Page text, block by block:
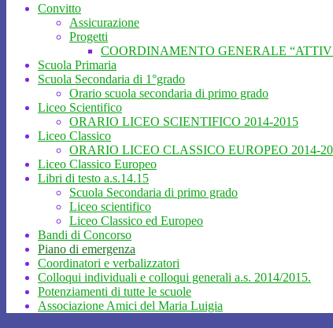
Convitto
Assicurazione
Progetti
COORDINAMENTO GENERALE
Scuola Primaria
Scuola Secondaria di 1°grado
Orario scuola secondaria di primo grado
Liceo Scientifico
ORARIO LICEO SCIENTIFICO 2014-2015
Liceo Classico
ORARIO LICEO CLASSICO EUROPEO 2014-
Liceo Classico Europeo
Libri di testo a.s.14.15
Scuola Secondaria di primo grado
Liceo scientifico
Liceo Classico ed Europeo
Bandi di Concorso
Piano di emergenza
Coordinatori e verbalizzatori
Colloqui individuali e colloqui generali a.s. 2014/2015.
Potenziamenti di tutte le scuole
Associazione Amici del Maria Luigia